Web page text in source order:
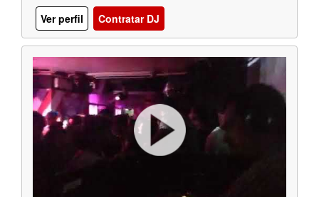
Ver perfil
Contratar DJ